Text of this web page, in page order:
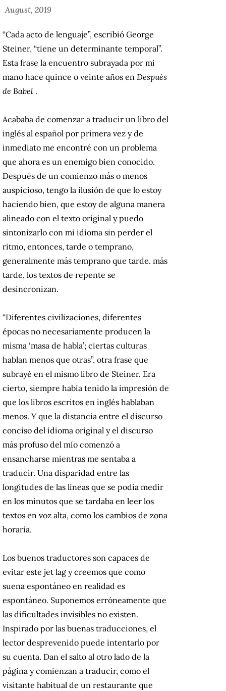
August, 2019
“Cada acto de lenguaje”, escribió George
Steiner, “tiene un determinante temporal”.
Esta frase la encuentro subrayada por mi
mano hace quince o veinte años en Después
de Babel .
Acababa de comenzar a traducir un libro del
inglés al español por primera vez y de
inmediato me encontré con un problema
que ahora es un enemigo bien conocido.
Después de un comienzo más o menos
auspicioso, tengo la ilusión de que lo estoy
haciendo bien, que estoy de alguna manera
alineado con el texto original y puedo
sintonizarlo con mi idioma sin perder el
ritmo, entonces, tarde o temprano,
generalmente más temprano que tarde. más
tarde, los textos de repente se
desincronizan.
“Diferentes civilizaciones, diferentes
épocas no necesariamente producen la
misma ‘masa de habla’; ciertas culturas
hablan menos que otras”, otra frase que
subrayé en el mismo libro de Steiner. Era
cierto, siempre había tenido la impresión de
que los libros escritos en inglés hablaban
menos. Y que la distancia entre el discurso
conciso del idioma original y el discurso
más profuso del mío comenzó a
ensancharse mientras me sentaba a
traducir. Una disparidad entre las
longitudes de las líneas que se podía medir
en los minutos que se tardaba en leer los
textos en voz alta, como los cambios de zona
horaria.
Los buenos traductores son capaces de
evitar este jet lag y creemos que como
suena espontáneo en realidad es
espontáneo. Suponemos erróneamente que
las dificultades invisibles no existen.
Inspirado por las buenas traducciones, el
lector desprevenido puede intentarlo por
su cuenta. Dan el salto al otro lado de la
página y comienzan a traducir, como el
visitante habitual de un restaurante que